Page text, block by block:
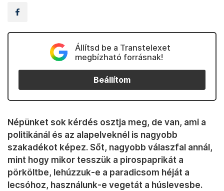
Állítsd be a Transtelexet
megbízható forrásnak!
Beállítom
Népünket sok kérdés osztja meg, de van, ami a
politikánál és az alapelveknél is nagyobb
szakadékot képez. Sőt, nagyobb válaszfal annál,
mint hogy mikor tesszük a pirospaprikát a
pörköltbe, lehúzzuk-e a paradicsom héját a
lecsóhoz, használunk-e vegetát a húslevesbe.